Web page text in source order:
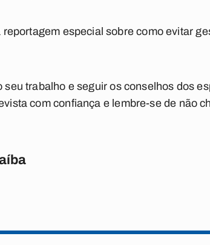
especial sobre como evitar
trabalho e seguir os conselhos dos
com confiança e lembre-se de não